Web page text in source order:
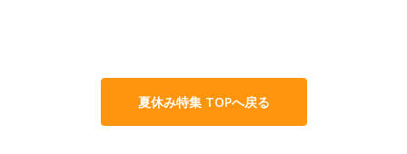
夏休み特集 TOPへ戻る